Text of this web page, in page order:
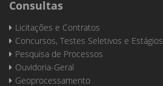
Consultas
Licitações e Contratos
Concursos, Testes Seletivos e Estágios
Pesquisa de Processos
Ouvidoria-Geral
Geoprocessamento